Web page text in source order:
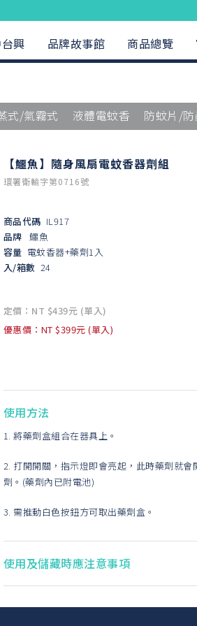
興 品牌故事館 商品總覽
式/氣霧式 液體電蚊香 防蚊片/防
【鱷魚】隨身風扇電蚊香器劑組
環署衛輸字第0716號
商品代碼 IL917
品牌 鱷魚
容量 電蚊香器+藥劑1入
入/箱數 24
定價：NT $439元 (單入)
優惠價：NT $399元 (單入)
使用方法
1. 將藥劑盒組合在器具上。
2. 打開開關，指示燈即會亮起，此時藥劑就
劑。(藥劑內已附電池)
3. 需推動白色按鈕方可取出藥劑盒。
使用及儲藏時應注意事項